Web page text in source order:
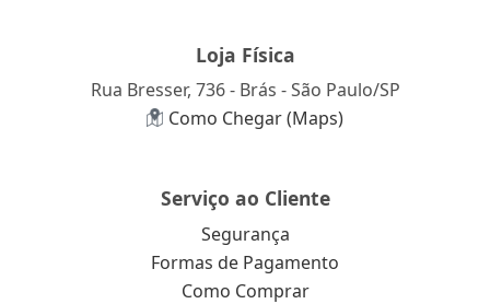
Loja Física
Rua Bresser, 736 - Brás - São Paulo/SP
Como Chegar (Maps)
Serviço ao Cliente
Segurança
Formas de Pagamento
Como Comprar